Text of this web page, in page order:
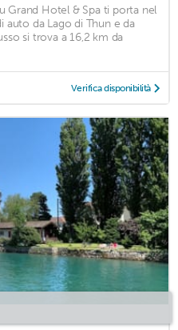
Grand Hotel & Spa ti porta nel
auto da Lago di Thun e da
si trova a 16,2 km da
Verifica disponibilità